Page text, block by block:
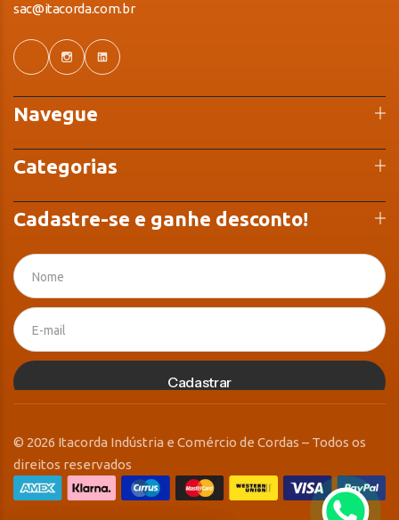
sac@itacorda.com.br
Navegue
Categorias
Cadastre-se e ganhe desconto!
Cadastrar
© 2026 Itacorda Indústria e Comércio de Cordas – Todos os
direitos reservados